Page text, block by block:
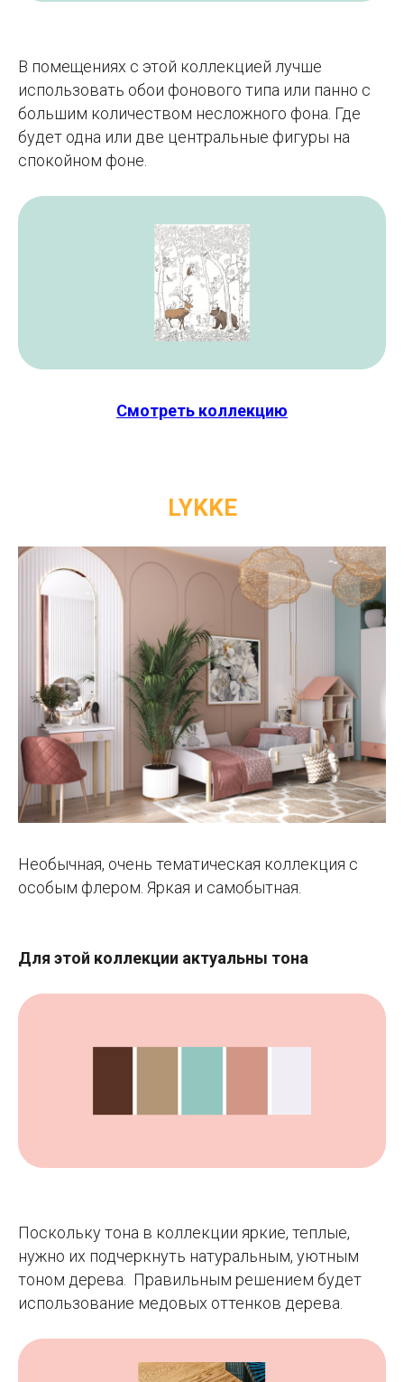
В помещениях с этой коллекцией лучше
использовать обои фонового типа или панно с
большим количеством несложного фона. Где
будет одна или две центральные фигуры на
спокойном фоне.
Смотреть коллекцию
LYKKE
Необычная, очень тематическая коллекция с
особым флером. Яркая и самобытная.
Для этой коллекции актуальны тона
Поскольку тона в коллекции яркие, теплые,
нужно их подчеркнуть натуральным, уютным
тоном дерева. Правильным решением будет
использование медовых оттенков дерева.